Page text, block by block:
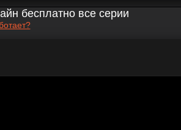
бесплатно все серии